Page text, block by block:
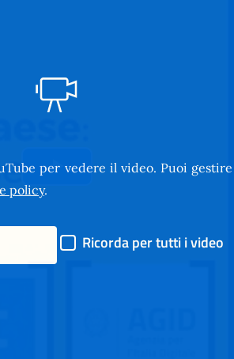
per vedere il video. Puoi
policy.
Ricorda per tutti i video
video